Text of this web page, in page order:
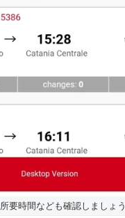
所要時間なども確認しましょう